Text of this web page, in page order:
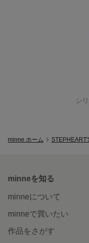
シ
minne ホーム
minneを知る
minneについて
minneで買いたい
作品をさがす